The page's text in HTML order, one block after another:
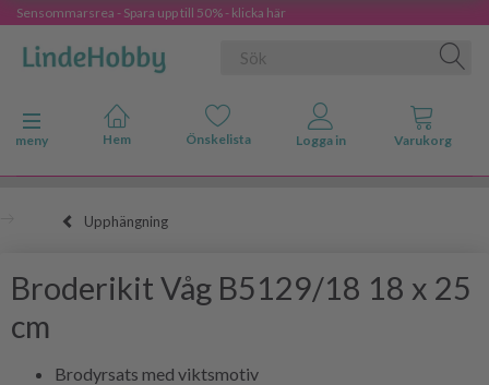
Sensommarsrea - Spara upp till 50% - klicka här
Ändra navigering
meny
Upphängning
Broderikit Våg B5129/18 18 x 25
cm
Brodyrsats med viktsmotiv